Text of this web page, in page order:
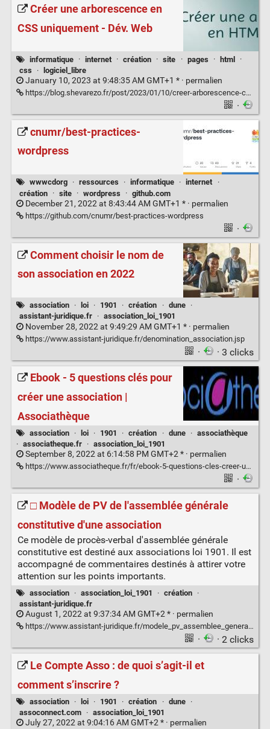
Créer une arborescence en
CSS uniquement - Dév. Web
informatique · internet · création · site · pages · html
·
css
· logiciel_libre
January 10, 2023 at 9:48:35 AM GMT+1 * · permalien
https://blog.shevarezo.fr/post/2023/01/10/creer-arborescence-css-uniquement
·
cnumr/best-practices-
wordpress
wwwcdorg · ressources · informatique · internet
·
création
· site · wordpress · github.com
December 21, 2022 at 8:43:44 AM GMT+1 * · permalien
https://github.com/cnumr/best-practices-wordpress
·
Comment choisir le nom de
son association en 2022
association · loi · 1901 · création · dune
·
assistant-juridique.fr
· association_loi_1901
November 28, 2022 at 9:49:29 AM GMT+1 * · permalien
https://www.assistant-juridique.fr/denomination_association.jsp
· · 3 clicks
Ebook - 5 questions clés pour
créer une association |
Associathèque
association · loi · 1901 · création · dune · associathèque
· associatheque.fr · association_loi_1901
September 8, 2022 at 6:14:58 PM GMT+2 * · permalien
https://www.associatheque.fr/fr/ebook-5-questions-cles-creer-une-association.html
·
□ Modèle de PV de l'assemblée générale
constitutive d'une association
Ce modèle de procès-verbal d'assemblée générale
constitutive est destiné aux associations loi 1901. Il est
accompagné de commentaires destinés à attirer votre
attention sur les points importants.
association · association_loi_1901 · création ·
assistant-juridique.fr
August 1, 2022 at 9:37:34 AM GMT+2 * · permalien
https://www.assistant-juridique.fr/modele_pv_assemblee_generale_constitutive.jsp
· · 2 clicks
Le Compte Asso : de quoi s’agit-il et
comment s’inscrire ?
association · loi · 1901 · création · dune
·
assoconnect.com
· association_loi_1901
July 27, 2022 at 9:04:16 AM GMT+2 * · permalien